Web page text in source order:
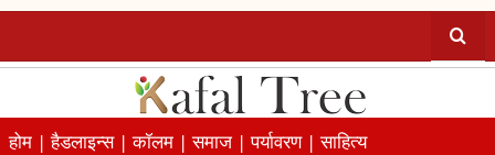
होम |हैडलाइन्स |कॉलम |समाज |पर्यावरण |साहित्य